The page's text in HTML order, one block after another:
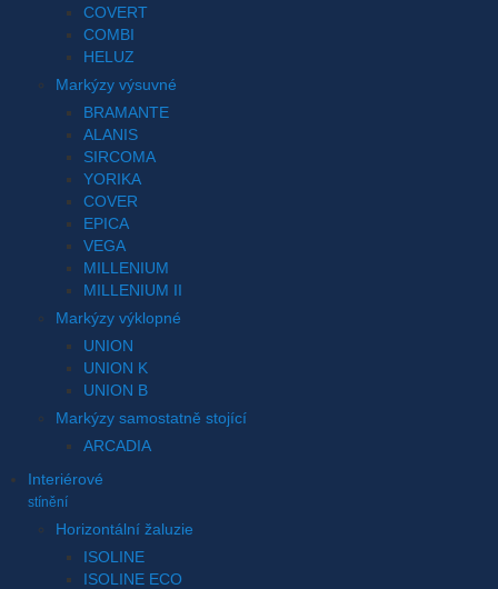
COVERT
COMBI
HELUZ
Markýzy výsuvné
BRAMANTE
ALANIS
SIRCOMA
YORIKA
COVER
EPICA
VEGA
MILLENIUM
MILLENIUM II
Markýzy výklopné
UNION
UNION K
UNION B
Markýzy samostatně stojící
ARCADIA
Interiérové
stínění
Horizontální žaluzie
ISOLINE
ISOLINE ECO